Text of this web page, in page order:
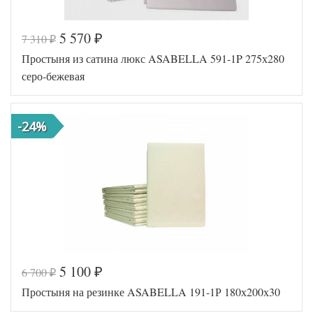
Код товара
556-109
Артикул
661-1P/
люкс
Размер
простыни
Производитель
Код товара
561-181
Артикул
591-1P/
7 310₽ 5 570 ₽
Простыня из сатина люкс ASABELLA 591-1P 275х280
серо-бежевая
-24%
6 700₽ 5 100 ₽
Простыня на резинке ASABELLA 191-1Р 180х200х30